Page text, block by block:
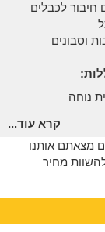
חיבור לכבלים
וסבונים
נוחה
וסבונים
ג'קוזי ספא
קרא עוד...
מצאתם אותנו
מחיר